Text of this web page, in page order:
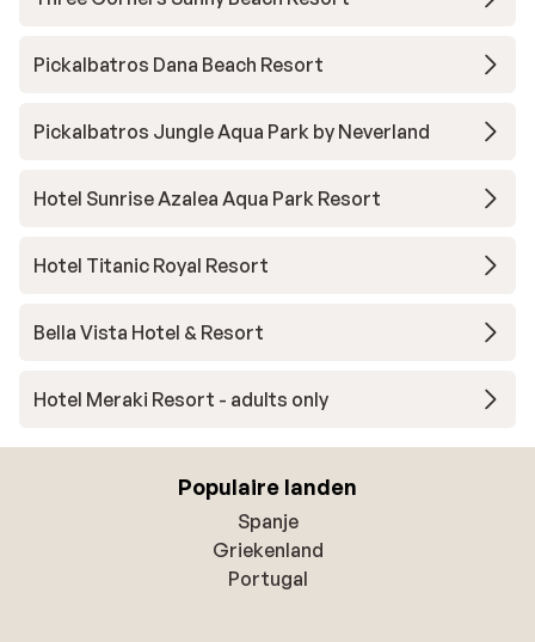
Pickalbatros Dana Beach Resort
Pickalbatros Jungle Aqua Park by Neverland
Hotel Sunrise Azalea Aqua Park Resort
Hotel Titanic Royal Resort
Bella Vista Hotel & Resort
Hotel Meraki Resort - adults only
Populaire landen
Spanje
Griekenland
Portugal